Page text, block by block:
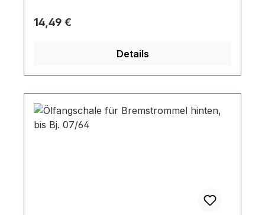
Regulärer Preis:
14,49 €
Details